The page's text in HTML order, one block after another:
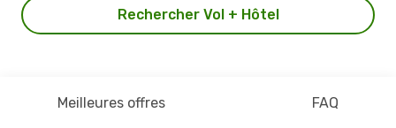
Rechercher Vol + Hôtel
Meilleures offres FAQ